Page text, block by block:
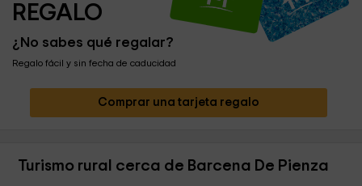
REGALO
¿No sabes qué regalar?
Regalo fácil y sin fecha de caducidad
Comprar una tarjeta regalo
Turismo rural cerca de Barcena De Pienza